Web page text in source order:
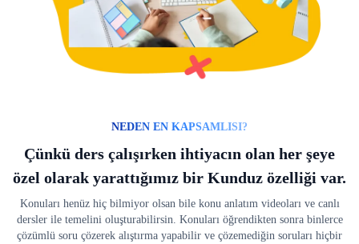
NEDEN EN KAPSAMLISI?
Çünkü ders çalışırken ihtiyacın olan her şeye
özel olarak yarattığımız bir Kunduz özelliği var.
Konuları henüz hiç bilmiyor olsan bile konu anlatım videoları ve canlı
dersler ile temelini oluşturabilirsin. Konuları öğrendikten sonra binlerce
çözümlü soru çözerek alıştırma yapabilir ve çözemediğin soruları hiçbir